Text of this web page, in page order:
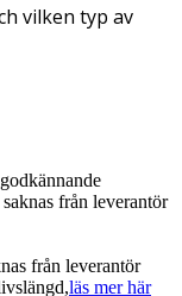
vilken typ av
från leverantör
från leverantör
läs mer här